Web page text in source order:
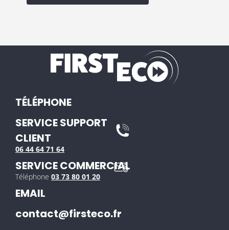
TÉLÉPHONE
SERVICE SUPPORT
CLIENT
06 44 64 71 64
SERVICE COMMERCIAL
Téléphone 03 73 80 01 20
EMAIL
contact@firsteco.fr